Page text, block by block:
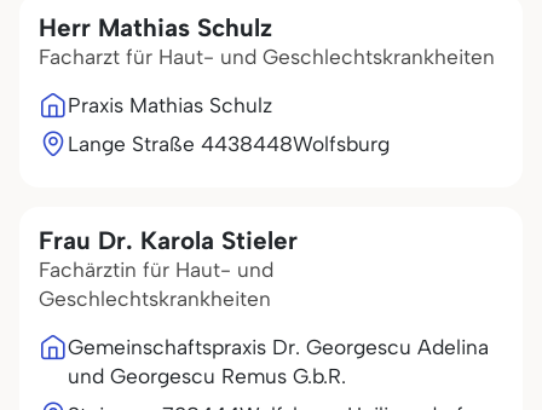
Herr Mathias Schulz
Facharzt für Haut- und Geschlechtskrankheiten
Praxis Mathias Schulz
Lange Straße 4438448Wolfsburg
Frau Dr. Karola Stieler
Fachärztin für Haut- und
Geschlechtskrankheiten
Gemeinschaftspraxis Dr. Georgescu Adelina
und Georgescu Remus G.b.R.